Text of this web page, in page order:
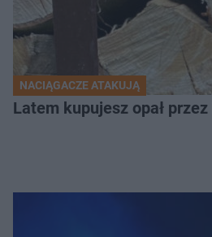
NACIĄGACZE ATAKUJĄ
Latem kupujesz opał